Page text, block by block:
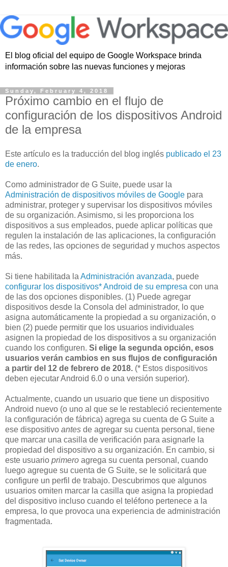
El blog oficial del equipo de Google Workspace brinda
información sobre las nuevas funciones y mejoras
Sunday, February 4, 2018
Próximo cambio en el flujo de
configuración de los dispositivos Android
de la empresa
Este artículo es la traducción del blog inglés publicado el 23
de enero.
Como administrador de G Suite, puede usar la
Administración de dispositivos móviles de Google para
administrar, proteger y supervisar los dispositivos móviles
de su organización. Asimismo, si les proporciona los
dispositivos a sus empleados, puede aplicar políticas que
regulen la instalación de las aplicaciones, la configuración
de las redes, las opciones de seguridad y muchos aspectos
más.
Si tiene habilitada la Administración avanzada, puede
configurar los dispositivos* Android de su empresa con una
de las dos opciones disponibles. (1) Puede agregar
dispositivos desde la Consola del administrador, lo que
asigna automáticamente la propiedad a su organización, o
bien (2) puede permitir que los usuarios individuales
asignen la propiedad de los dispositivos a su organización
cuando los configuren. Si elige la segunda opción, esos
usuarios verán cambios en sus flujos de configuración
a partir del 12 de febrero de 2018. (* Estos dispositivos
deben ejecutar Android 6.0 o una versión superior).
Actualmente, cuando un usuario que tiene un dispositivo
Android nuevo (o uno al que se le restableció recientemente
la configuración de fábrica) agrega su cuenta de G Suite a
ese dispositivo antes de agregar su cuenta personal, tiene
que marcar una casilla de verificación para asignarle la
propiedad del dispositivo a su organización. En cambio, si
este usuario primero agrega su cuenta personal, cuando
luego agregue su cuenta de G Suite, se le solicitará que
configure un perfil de trabajo. Descubrimos que algunos
usuarios omiten marcar la casilla que asigna la propiedad
del dispositivo incluso cuando el teléfono pertenece a la
empresa, lo que provoca una experiencia de administración
fragmentada.